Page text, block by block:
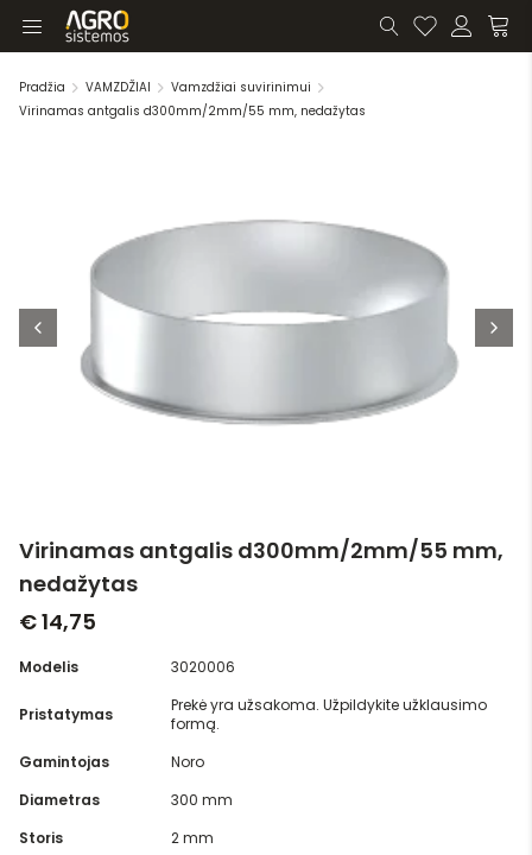
Pradžia VAMZDŽIAI
Vamzdžiai suvirinimui
Virinamas antgalis d300mm/2mm/55 mm, nedažytas
Virinamas antgalis d300mm/2mm/55 mm,
nedažytas
€ 14,75
Modelis 3020006
Pristatymas
Prekė yra užsakoma. Užpildykite užklausimo
formą.
Gamintojas
Noro
Diametras
300 mm
Storis
2 mm